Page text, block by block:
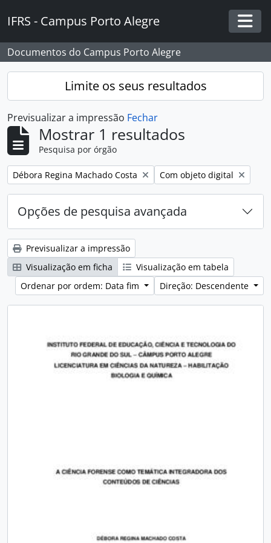
IFRS - Campus Porto Alegre
Documentos do Campus Porto Alegre
Limite os seus resultados
Previsualizar a impressão Fechar
Mostrar 1 resultados
Pesquisa por órgão
Remover filtro:
Débora Regina Machado Costa Remover filtro:
Com objeto digital
Opções de pesquisa avançada
Previsualizar a impressão
Visualização em ficha
Visualização em tabela
Ordenar por ordem: Data fim
Direção: Descendente